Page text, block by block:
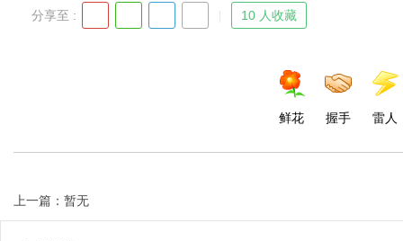
分享至 : 10 人收藏
鲜花 握手 雷人
上一篇：暂无